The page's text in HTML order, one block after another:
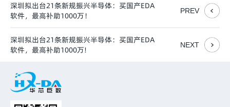
深圳拟出台21条新规振兴半导体：买国产EDA
软件，最高补助1000万！
PREV
深圳拟出台21条新规振兴半导体：买国产EDA
软件，最高补助1000万!
NEXT